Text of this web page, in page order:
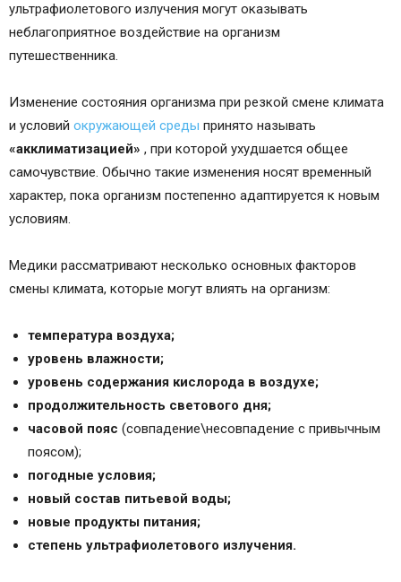
ультрафиолетового излучения могут оказывать
неблагоприятное воздействие на организм
путешественника.
Изменение состояния организма при резкой смене климата
и условий окружающей среды принято называть
«акклиматизацией» , при которой ухудшается общее
самочувствие. Обычно такие изменения носят временный
характер, пока организм постепенно адаптируется к новым
условиям.
Медики рассматривают несколько основных факторов
смены климата, которые могут влиять на организм:
температура воздуха;
уровень влажности;
уровень содержания кислорода в воздухе;
продолжительность светового дня;
часовой пояс (совпадение\несовпадение с привычным
поясом);
погодные условия;
новый состав питьевой воды;
новые продукты питания;
степень ультрафиолетового излучения.